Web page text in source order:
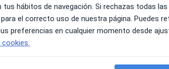
tus hábitos de navegación. Si rechazas todas
el correcto uso de nuestra página. Puedes
preferencias en cualquier momento desde